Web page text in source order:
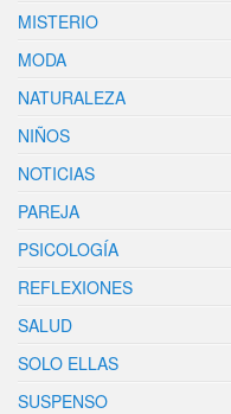
MISTERIO
MODA
NATURALEZA
NIÑOS
NOTICIAS
PAREJA
PSICOLOGÍA
REFLEXIONES
SALUD
SOLO ELLAS
SUSPENSO